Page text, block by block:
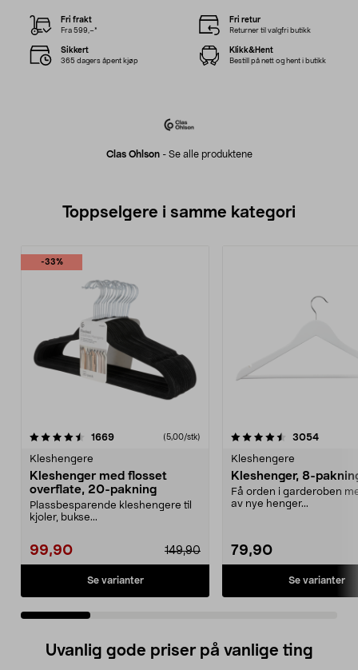
Clas Ohlson- Se alle produktene
Fri frakt
Fra 599,–*
Fri retur
Returner til valgfri butikk
Sikkert
365 dagers åpent kjøp
Klikk&Hent
Bestill på nett og hent i butikk
Toppselgere i samme kategori
-33%
1669anmeldelser(5,00/stk)
Kleshengere
Kleshenger med flosset
overflate, 20-pakning
Plassbesparende kleshengere til
kjoler, bukse...
99,90 149,90
Se varianter
4.5 av 5 stjerner 3054
Kleshengere
Kleshenger, 8-
Få orden i garderoben
av nye henger...
79,90
Se varianter
4.5 av 5 stjerner
Uvanlig gode priser på vanlige ting